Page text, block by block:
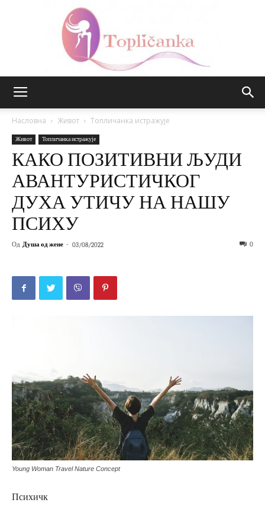
Насловна Живот Топличанка истражује
Живот Топличанка истражује
КАКО ПОЗИТИВНИ ЉУДИ
АВАНТУРИСТИЧКОГ
ДУХА УТИЧУ НА НАШУ
ПСИХУ
Од Душа од жене - 03/08/2022 0
Young Woman Travel Nature Concept
Психичк